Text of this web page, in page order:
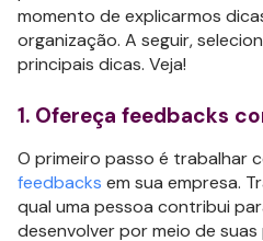
momento de explicarmos
organização. A seguir,
principais dicas. Veja!
1. Ofereça feedbacks
O primeiro passo é trabalhar
feedbacks em sua empresa.
qual uma pessoa contribui
desenvolver por meio de